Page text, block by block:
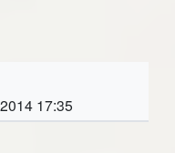
17:35